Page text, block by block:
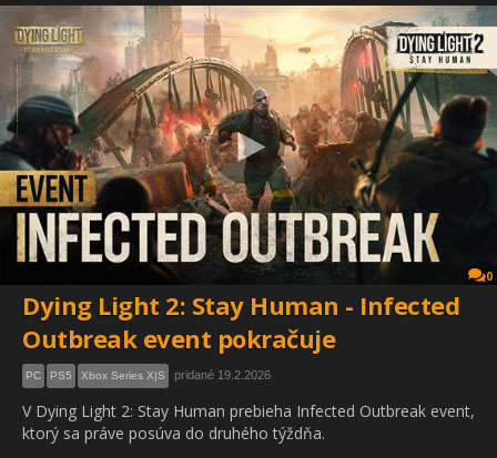
0
Dying Light 2: Stay Human - Infected
Outbreak event pokračuje
PC PS5 Xbox Series X|S pridané 19.2.2026
V Dying Light 2: Stay Human prebieha Infected Outbreak event,
ktorý sa práve posúva do druhého týždňa.